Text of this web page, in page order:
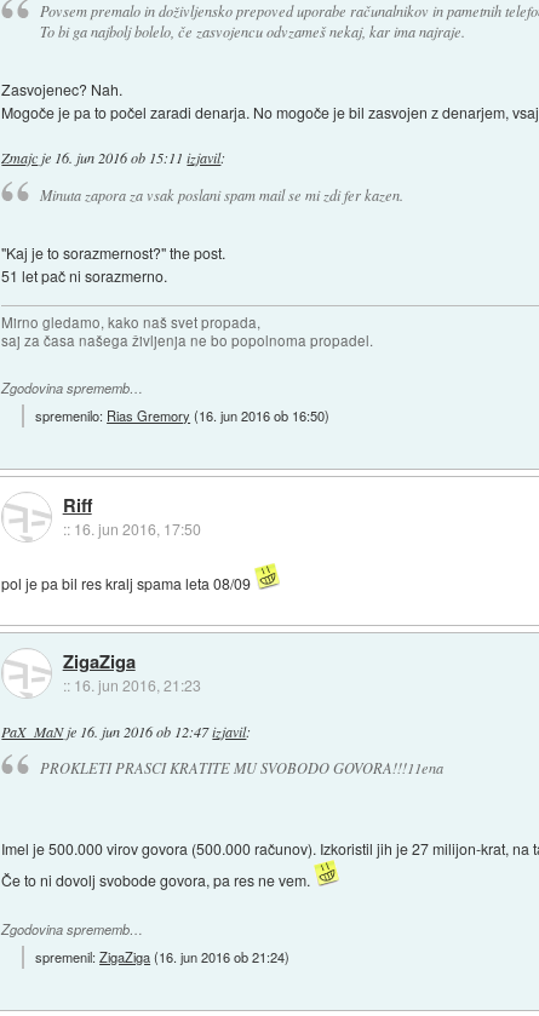
Povsem premalo in doživljensko prepoved uporabe računalnikov in pametnih
To bi ga najbolj bolelo, če zasvojencu odvzameš nekaj, kar ima najraje.
Zasvojenec? Nah.
Mogoče je pa to počel zaradi denarja. No mogoče je bil zasvojen z denarjem,
Zmajcje 16. jun 2016 ob 15:11 izjavil:
Minuta zapora za vsak poslani spam mail se mi zdi fer kazen.
"Kaj je to sorazmernost?" the post.
51 let pač ni sorazmerno.
Mirno gledamo, kako naš svet propada,
saj za časa našega življenja ne bo popolnoma propadel.
Zgodovina sprememb…
spremenilo: Rias Gremory (16. jun 2016 ob 16:50)
Riff
:: 16. jun 2016, 17:50
pol je pa bil res kralj spama leta 08/09
ZigaZiga
:: 16. jun 2016, 21:23
PaX_MaNje 16. jun 2016 ob 12:47izjavil:
PROKLETI PRASCI KRATITE MU SVOBODO GOVORA!!!11ena
Imel je 500.000 virov govora (500.000 računov). Izkoristil jih je 27 milijon-krat,
Če to ni dovolj svobode govora, pa res ne vem.
Zgodovina sprememb…
spremenil:ZigaZiga(16. jun 2016 ob 21:24)